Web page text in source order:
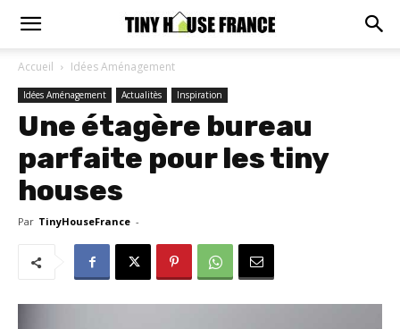
Accueil Idées Aménagement
Idées Aménagement Actualitès Inspiration
Une étagère bureau
parfaite pour les tiny
houses
Par TinyHouseFrance -